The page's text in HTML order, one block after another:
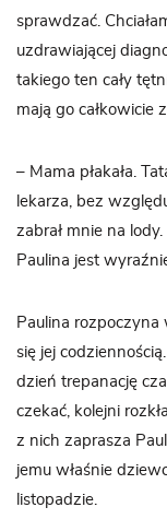
sprawdzać.
uzdrawiającej
takiego ten cały
mają go całkowicie
– Mama płakała.
lekarza, bez
zabrał mnie na
Paulina jest
Paulina
się jej
dzień trepanację
czekać, kolejni
z nich zaprasza
jemu właśnie
listopadzie.